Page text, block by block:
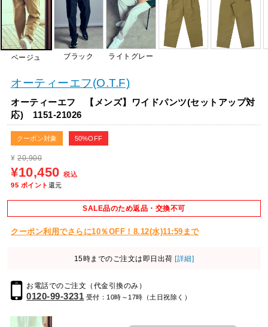
ベージュ ブラック ライトグレー
オーティーエフ(O.T.F)
オーティーエフ 【メンズ】ワイドパンツ(セットアップ対
応) 1151-21026
クーポン対象 50%OFF
¥ 20,900
¥10,450 税込
95 ポイント 還元
SALE品のため返品・交換不可
クーポン利用でさらに10％OFF！8.12(水)11:59まで
15時までのご注文は即日出荷 [詳細]
お電話でのご注文（代金引換のみ）
0120-99-3231 受付：10時～17時（土日祝除く）